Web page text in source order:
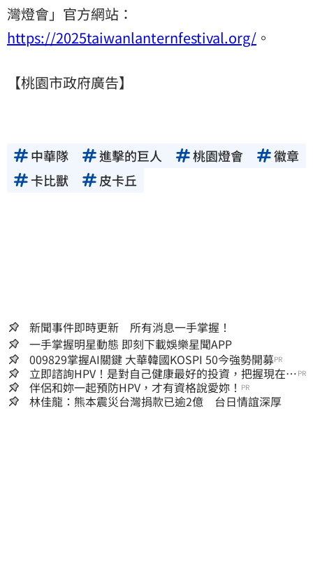
灣燈會」官方網站：
https://2025taiwanlanternfestival.org/ 。
【桃園市政府廣告】
中華隊 進擊的巨人 桃園燈會
徽章
卡比獸
皮卡丘
新聞事件即時更新 所有消息一手掌握！
一手掌握明星動態 即刻下載娛樂星聞APP
009829掌握AI關鍵 大華韓國KOSPI 50今強勢開募PR
立即諮詢HPV！是對自己健康最好的投資，把握現在不
嫌晚！
PR
伴侶和妳一起預防HPV，才有資格說愛妳！ PR
林佳龍：熊本震災台灣捐款已逾2億 台日情誼深厚